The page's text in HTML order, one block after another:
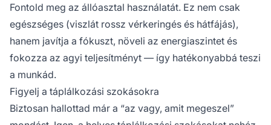
Fontold meg az állóasztal használatát. Ez nem csak
egészséges (viszlát rossz vérkeringés és hátfájás),
hanem javítja a fókuszt, növeli az energiaszintet és
fokozza az agyi teljesítményt — így hatékonyabbá teszi
a munkád.
Figyelj a táplálkozási szokásokra
Biztosan hallottad már a “az vagy, amit megeszel”